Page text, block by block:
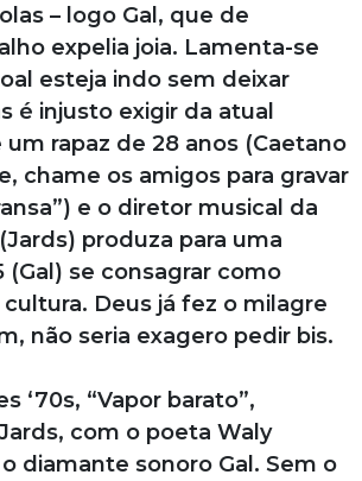
– logo Gal, que de
expelia joia. Lamenta-se
esteja indo sem deixar
é injusto exigir da atual
rapaz de 28 anos (Caetano
chame os amigos para gravar
e o diretor musical da
produza para uma
(Gal) se consagrar como
Deus já fez o milagre
não seria exagero pedir bis.
‘70s, “Vapor barato”,
com o poeta Waly
diamante sonoro Gal. Sem o